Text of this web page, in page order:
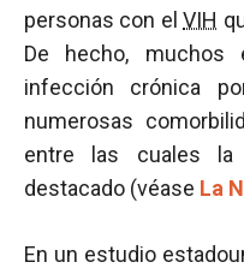
personas con elVIH
De hecho, muchos
infección crónica
numerosas
entre las cuales la
destacado (véase La
En un estudio